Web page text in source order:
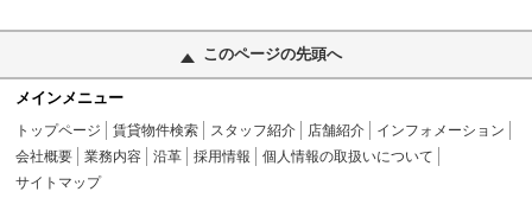
このページの先頭へ
メインメニュー
トップページ 賃貸物件検索 スタッフ紹介 店舗紹介
インフォメーション
会社概要
業務内容 沿革 採用情報
個人情報の取扱いについて
サイトマップ